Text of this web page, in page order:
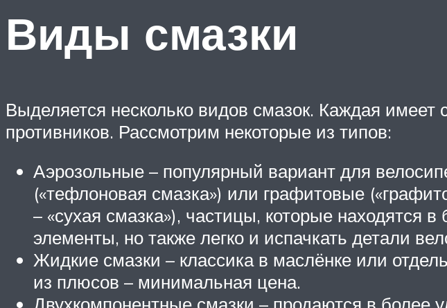
Виды смазки
Выделяется несколько видов смазок. Каждая
противников. Рассмотрим некоторые из типов:
Аэрозольные – популярный вариант для
(«тефлоновая смазка») или графитовые
– «сухая смазка»), частицы, которые находятся
элементы, но также легко и испачкать детали
Жидкие смазки – классика в маслёнке или
из плюсов – минимальная цена.